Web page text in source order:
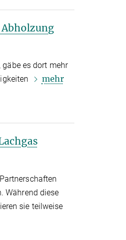
es dort mehr
mehr
Während diese
sie teilweise